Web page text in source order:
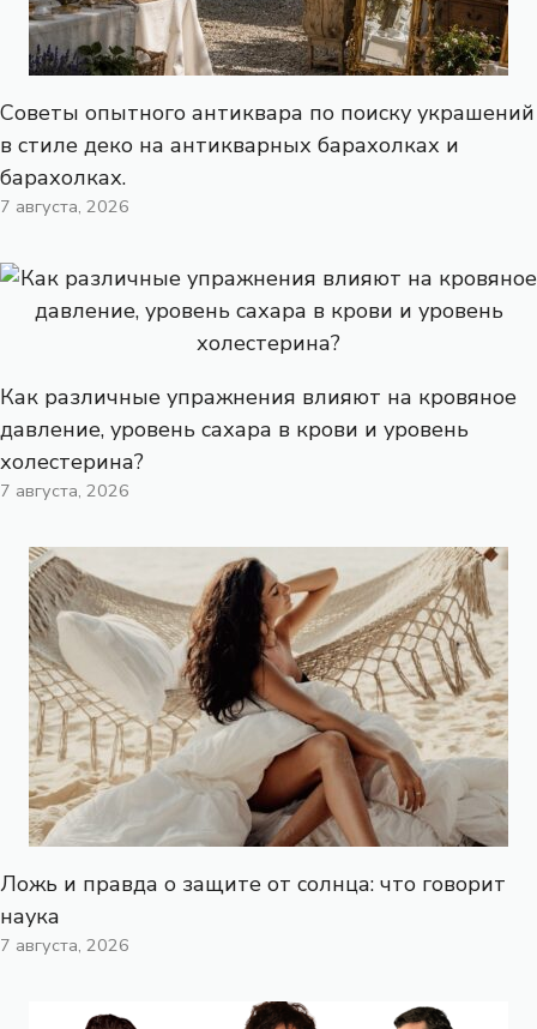
Советы опытного антиквара по поиску украшений
в стиле деко на антикварных барахолках и
барахолках.
7 августа, 2026
Как различные упражнения влияют на кровяное
давление, уровень сахара в крови и уровень
холестерина?
7 августа, 2026
Ложь и правда о защите от солнца: что говорит
наука
7 августа, 2026